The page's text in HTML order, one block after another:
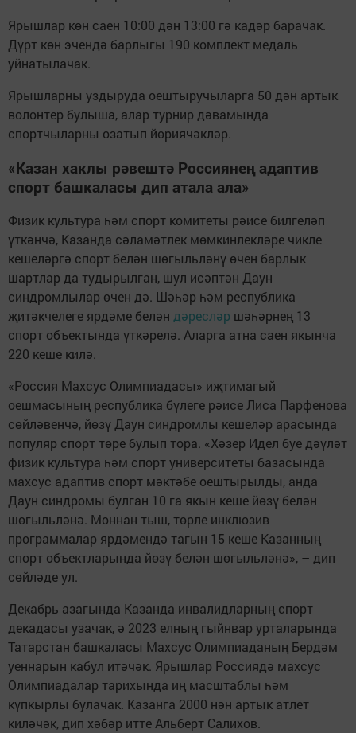
Ярышлар көн саен 10:00 дән 13:00 гә кадәр барачак.
Дүрт көн эчендә барлыгы 190 комплект медаль
уйнатылачак.
Ярышларны уздыруда оештыручыларга 50 дән артык
волонтер булыша, алар турнир дәвамында
спортчыларны озатып йөриячәкләр.
«Казан хаклы рәвештә Россиянең адаптив
спорт башкаласы дип атала ала»
Физик культура һәм спорт комитеты рәисе билгеләп
үткәнчә, Казанда сәламәтлек мөмкинлекләре чикле
кешеләргә спорт белән шөгыльләнү өчен барлык
шартлар да тудырылган, шул исәптән Даун
синдромлылар өчен дә. Шәһәр һәм республика
җитәкчелеге ярдәме белән дәресләр шәһәрнең 13
спорт объектында үткәрелә. Аларга атна саен якынча
220 кеше килә.
«Россия Махсус Олимпиадасы» иҗтимагый
оешмасының республика бүлеге рәисе Лиса Парфенова
сөйләвенчә, йөзү Даун синдромлы кешеләр арасында
популяр спорт төре булып тора. «Хәзер Идел буе дәүләт
физик культура һәм спорт университеты базасында
махсус адаптив спорт мәктәбе оештырылды, анда
Даун синдромы булган 10 га якын кеше йөзү белән
шөгыльләнә. Моннан тыш, төрле инклюзив
программалар ярдәмендә тагын 15 кеше Казанның
спорт объектларында йөзү белән шөгыльләнә», – дип
сөйләде ул.
Декабрь азагында Казанда инвалидларның спорт
декадасы узачак, ә 2023 елның гыйнвар урталарында
Татарстан башкаласы Махсус Олимпиаданың Бердәм
уеннарын кабул итәчәк. Ярышлар Россиядә махсус
Олимпиадалар тарихында иң масштаблы һәм
күпкырлы булачак. Казанга 2000 нән артык атлет
киләчәк, дип хәбәр итте Альберт Салихов.